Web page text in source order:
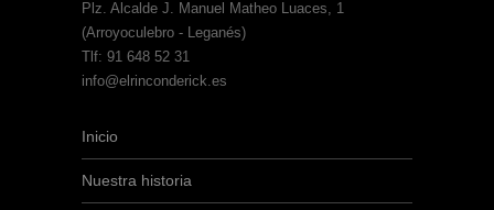
Plz. Alcalde J. Manuel Matheo Luaces, 1
(Arroyoculebro - Leganés)
Tlf: 91 648 52 31
info@elrinconderick.es
Inicio
Nuestra historia